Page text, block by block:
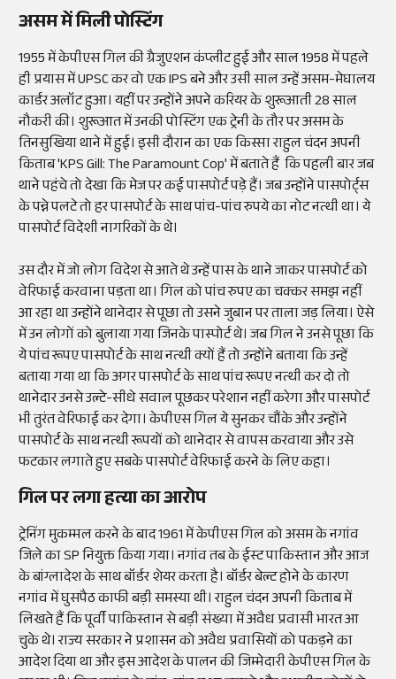
असम में मिली पोस्टिंग
1955 में केपीएस गिल की ग्रैजुएशन कंप्लीट हुई और साल 1958 में पहले
ही प्रयास में UPSC कर वो एक IPS बने और उसी साल उन्हें असम-मेघालय
कार्डर अलॉट हुआ। यहीं पर उन्होंने अपने करियर के शुरूआती 28 साल
नौकरी की। शुरूआत में उनकी पोस्टिंग एक ट्रेनी के तौर पर असम के
तिनसुखिया थाने में हुई। इसी दौरान का एक किस्सा राहुल चंदन अपनी
किताब 'KPS Gill: The Paramount Cop' में बताते हैं कि पहली बार जब
थाने पहंचे तो देखा कि मेज पर कई पासपोर्ट पड़े हैं। जब उन्होंने पासपोर्ट्स
के पन्ने पलटे तो हर पासपोर्ट के साथ पांच-पांच रुपये का नोट नत्थी था। ये
पासपोर्ट विदेशी नागरिकों के थे।
उस दौर में जो लोग विदेश से आते थे उन्हें पास के थाने जाकर पासपोर्ट को
वेरिफाई करवाना पड़ता था। गिल को पांच रुपए का चक्कर समझ नहीं
आ रहा था उन्होंने थानेदार से पूछा तो उसने जुबान पर ताला जड़ लिया। ऐसे
में उन लोगों को बुलाया गया जिनके पास्पोर्ट थे। जब गिल ने उनसे पूछा कि
ये पांच रूपए पासपोर्ट के साथ नत्थी क्यों हैं तो उन्होंने बताया कि उन्हें
बताया गया था कि अगर पासपोर्ट के साथ पांच रूपए नत्थी कर दो तो
थानेदार उनसे उल्टे-सीधे सवाल पूछकर परेशान नहीं करेगा और पासपोर्ट
भी तुरंत वेरिफाई कर देगा। केपीएस गिल ये सुनकर चौंके और उन्होंने
पासपोर्ट के साथ नत्थी रूपयों को थानेदार से वापस करवाया और उसे
फटकार लगाते हुए सबके पासपोर्ट वेरिफाई करने के लिए कहा।
गिल पर लगा हत्या का आरोप
ट्रेनिंग मुकम्मल करने के बाद 1961 में केपीएस गिल को असम के नगांव
जिले का SP नियुक्त किया गया। नगांव तब के ईस्ट पाकिस्तान और आज
के बांग्लादेश के साथ बॉर्डर शेयर करता है। बॉर्डर बेल्ट होने के कारण
नगांव में घुसपैठ काफी बड़ी समस्या थी। राहुल चंदन अपनी किताब में
लिखते हैं कि पूर्वी पाकिस्तान से बड़ी संख्या में अवैध प्रवासी भारत आ
चुके थे। राज्य सरकार ने प्रशासन को अवैध प्रवासियों को पकड़ने का
आदेश दिया था और इस आदेश के पालन की जिम्मेदारी केपीएस गिल के